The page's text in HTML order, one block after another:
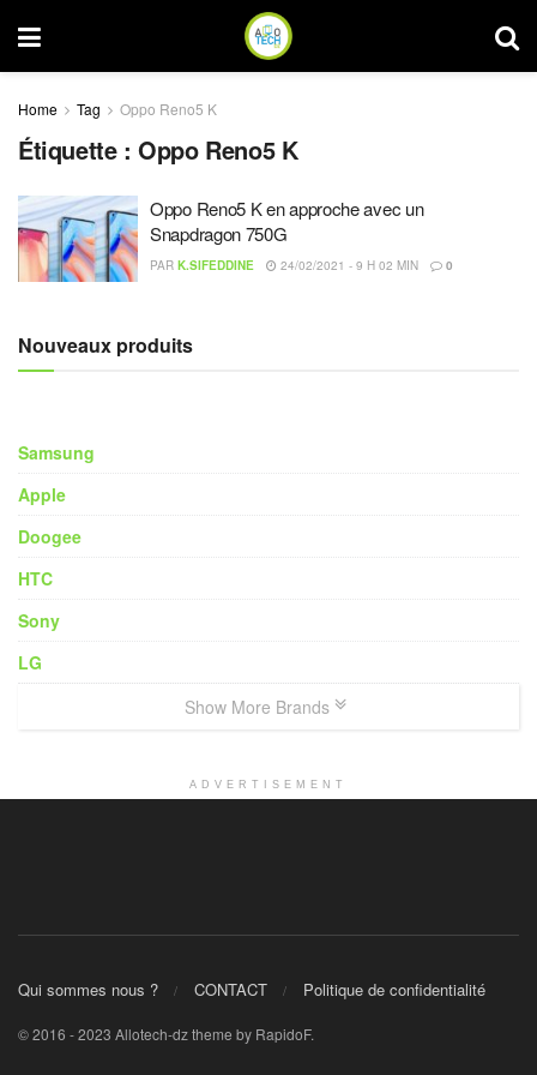
Home Tag Oppo Reno5 K
Étiquette :Oppo Reno5 K
Oppo Reno5 K en approche avec un
Snapdragon 750G
PAR K.SIFEDDINE 24/02/2021 - 9 H 02 MIN 0
Nouveaux produits
Samsung
Apple
Doogee
HTC
Sony
LG
Show More Brands
ADVERTISEMENT
Qui sommes nous ? CONTACT Politique de confidentialité
© 2016 - 2023 Allotech-dz theme by RapidoF.